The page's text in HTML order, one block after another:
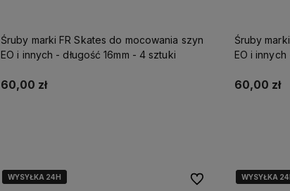
Śruby marki FR Skates do mocowania szyn
EO i innych - długość 16mm - 4 sztuki
60,00 zł
Śruby
EO i innych
60,00 zł
WYSYŁKA 24H
WYSYŁKA 24H Do ulubionychWYSYŁKA
WYSYŁKA